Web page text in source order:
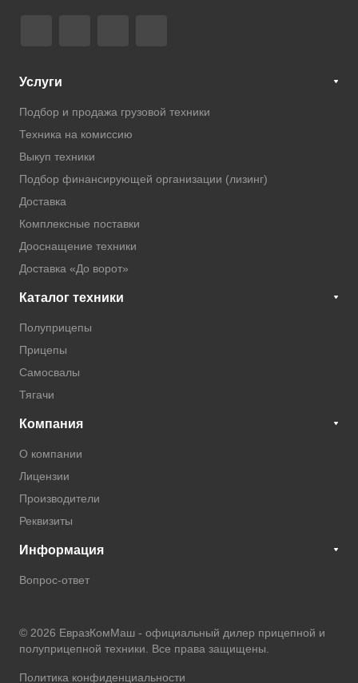
Услуги
Подбор и продажа грузовой техники
Техника на комиссию
Выкуп техники
Подбор финансирующей организации (лизинг)
Доставка
Комплексные поставки
Дооснащение техники
Доставка «До ворот»
Каталог техники
Полуприцепы
Прицепы
Самосвалы
Тягачи
Компания
О компании
Лицензии
Производители
Реквизиты
Информация
Вопрос-ответ
© 2026 ЕвразКомМаш - официальный дилер прицепной и
полуприцепной техники . Все права защищены.
Политика конфиденциальности